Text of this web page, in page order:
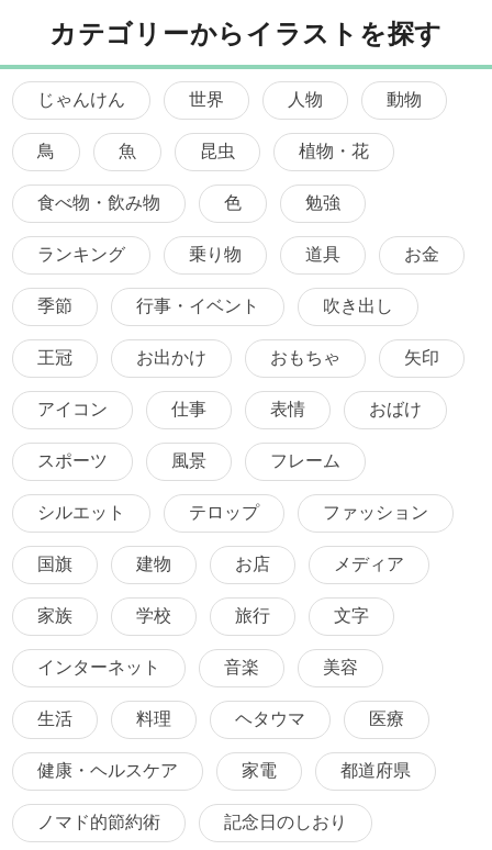
カテゴリーからイラストを探す
じゃんけん 世界 人物 動物
鳥 魚 昆虫 植物・花
食べ物・飲み物 色 勉強
ランキング 乗り物 道具 お金
季節 行事・イベント 吹き出し
王冠 お出かけ おもちゃ 矢印
アイコン 仕事 表情 おばけ
スポーツ 風景 フレーム
シルエット テロップ ファッション
国旗 建物 お店 メディア
家族 学校 旅行 文字
インターネット 音楽 美容
生活 料理 ヘタウマ 医療
健康・ヘルスケア 家電 都道府県
ノマド的節約術 記念日のしおり